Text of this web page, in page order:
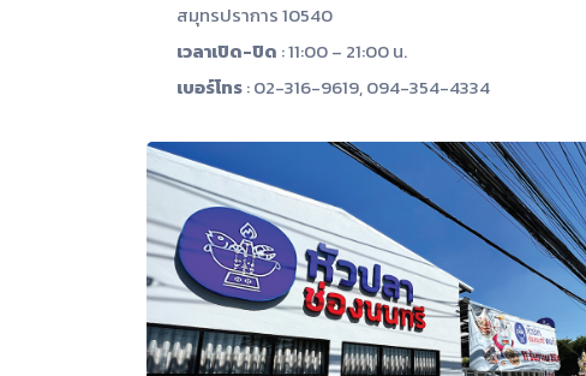
สมุทรปราการ 10540
เวลาเปิด-ปิด : 11:00 – 21:00 น.
เบอร์โทร: 02-316-9619, 094-354-4334